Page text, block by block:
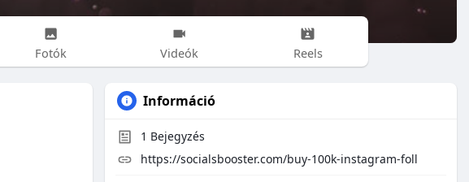
Fotók Videók Reels
Információ
1 Bejegyzés
https://socialsbooster.com/buy-100k-instagram-foll